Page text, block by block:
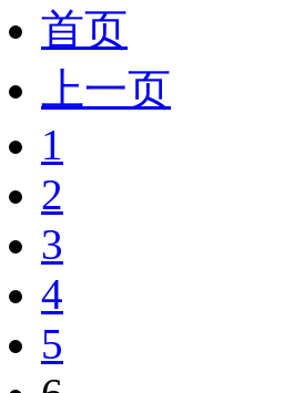
首页
上一页
1
2
3
4
5